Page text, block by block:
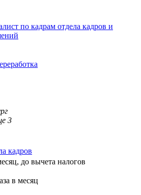
по кадрам отдела кадров и
3
кадров
до вычета налогов
в месяц